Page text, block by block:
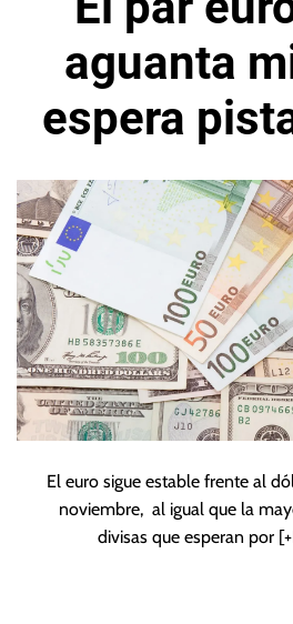
aguanta
espera
la
El euro sigue estable frente al
noviembre, al igual que la
divisas que esperan por